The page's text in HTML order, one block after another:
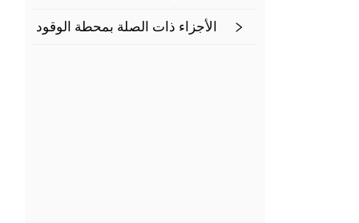
الأجزاء ذات الصلة بمحطة الوقود